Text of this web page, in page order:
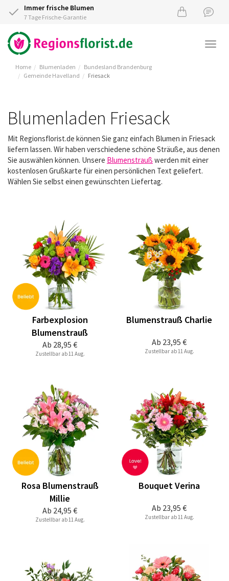
Immer frische Blumen
7 Tage Frische-Garantie
Home Blumenladen
Bundesland Brandenburg
Gemeinde Havelland
Friesack
Blumenladen Friesack
Mit Regionsflorist.de können Sie ganz einfach Blumen in Friesack
liefern lassen. Wir haben verschiedene schöne Sträuße, aus denen
Sie auswählen können. Unsere Blumenstrauß werden mit einer
kostenlosen Grußkarte für einen persönlichen Text geliefert.
Wählen Sie selbst einen gewünschten Liefertag.
Ab 28,95 €
Farbexplosion
Blumenstrauß
Zustellbar ab 11 Aug.
Ab 23,95 €
Blumenstrauß Charlie
Zustellbar ab 11 Aug.
Ab 24,95 €
Rosa Blumenstrauß
Millie
Zustellbar ab 11 Aug.
Ab 23,95 €
Bouquet Verina
Zustellbar ab 11 Aug.